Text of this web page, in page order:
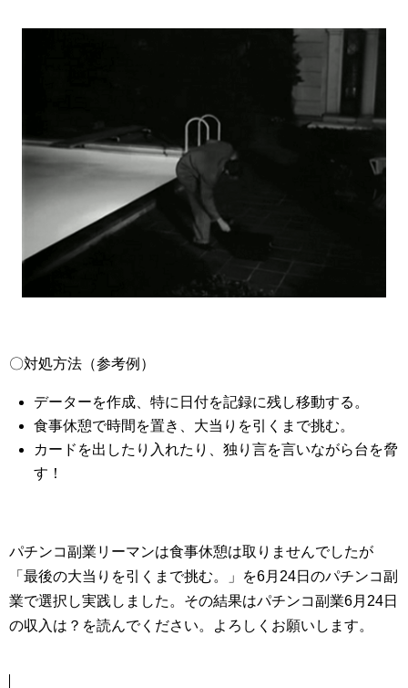
〇対処方法（参考例）
データーを作成、特に日付を記録に残し移動する。
食事休憩で時間を置き、大当りを引くまで挑む。
カードを出したり入れたり、独り言を言いながら台を脅
す！
パチンコ副業リーマンは食事休憩は取りませんでしたが
「最後の大当りを引くまで挑む。」を6月24日のパチンコ副
業で選択し実践しました。その結果はパチンコ副業6月24日
の収入は？を読んでください。よろしくお願いします。